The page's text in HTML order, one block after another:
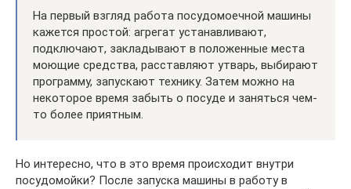
На первый взгляд работа посудомоечной машины
кажется простой: агрегат устанавливают,
подключают, закладывают в положенные места
моющие средства, расставляют утварь, выбирают
программу, запускают технику. Затем можно на
некоторое время забыть о посуде и заняться чем-
то более приятным.
Но интересно, что в это время происходит внутри
посудомойки? После запуска машины в работу в